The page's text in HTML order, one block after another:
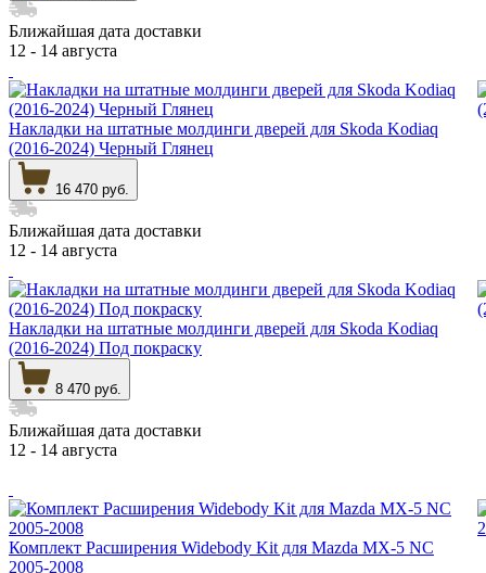
Ближайшая дата доставки
12 - 14 августа
Накладки на штатные молдинги дверей для Skoda Kodiaq
(2016-2024) Черный Глянец
16 470 руб.
Ближайшая дата доставки
12 - 14 августа
Накладки на штатные молдинги дверей для Skoda Kodiaq
(2016-2024) Под покраску
8 470 руб.
Ближайшая дата доставки
12 - 14 августа
Комплект Расширения Widebody Kit для Mazda MX-5 NC
2005-2008